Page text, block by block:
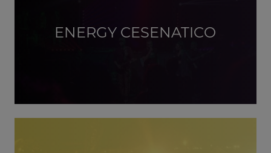
ENERGY CESENATICO